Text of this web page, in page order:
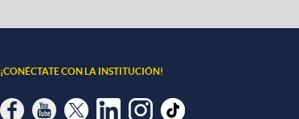
¡CONÉCTATE CON LA INSTITUCIÓN!